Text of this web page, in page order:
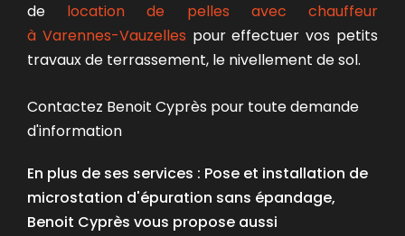
de location de pelles avec chauffeur
à Varennes-Vauzelles pour effectuer vos petits
travaux de terrassement, le nivellement de sol.
Contactez Benoit Cyprès pour toute demande
d'information
En plus de ses services : Pose et installation de
microstation d'épuration sans épandage,
Benoit Cyprès vous propose aussi